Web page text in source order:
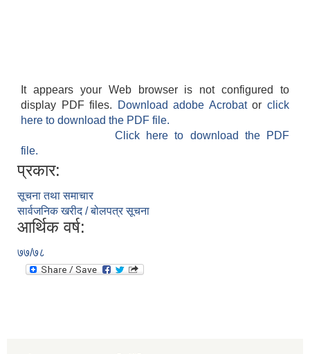
It appears your Web browser is not configured to
display PDF files.
Download adobe Acrobatorclick
here to download the PDF file.
Click here to download the PDF
file.
प्रकार:
सूचना तथा समाचार
सार्वजनिक खरीद / बोलपत्र सूचना
आर्थिक वर्ष:
७७/७८